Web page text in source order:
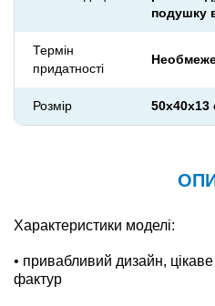
подушку
Термін
придатності
Розмір 50х40х13
Характеристики моделі:
• привабливий дизайн,
фактур